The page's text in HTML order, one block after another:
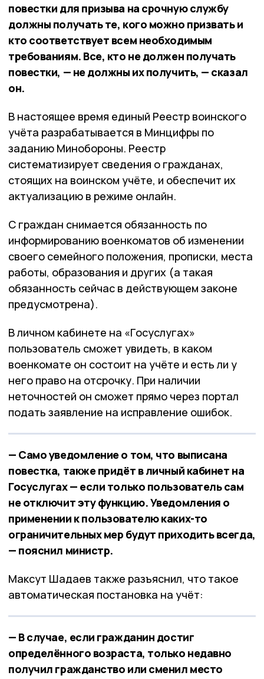
повестки для призыва на срочную службу
должны получать те, кого можно призвать и
кто соответствует всем необходимым
требованиям. Все, кто не должен получать
повестки, — не должны их получить, — сказал
он.
В настоящее время единый Реестр воинского
учёта разрабатывается в Минцифры по
заданию Минобороны. Реестр
систематизирует сведения о гражданах,
стоящих на воинском учёте, и обеспечит их
актуализацию в режиме онлайн.
С граждан снимается обязанность по
информированию военкоматов об изменении
своего семейного положения, прописки, места
работы, образования и других (а такая
обязанность сейчас в действующем законе
предусмотрена).
В личном кабинете на «Госуслугах»
пользователь сможет увидеть, в каком
военкомате он состоит на учёте и есть ли у
него право на отсрочку. При наличии
неточностей он сможет прямо через портал
подать заявление на исправление ошибок.
— Само уведомление о том, что выписана
повестка, также придёт в личный кабинет на
Госуслугах — если только пользователь сам
не отключит эту функцию. Уведомления о
применении к пользователю каких-то
ограничительных мер будут приходить всегда,
— пояснил министр.
Максут Шадаев также разъяснил, что такое
автоматическая постановка на учёт:
— В случае, если гражданин достиг
определённого возраста, только недавно
получил гражданство или сменил место